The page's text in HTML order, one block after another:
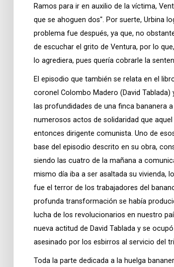
Ramos para ir en auxilio de la víctima,
que se ahoguen dos". Por suerte, Urbina
problema fue después, ya que, no
de escuchar el grito de Ventura, por lo
lo agrediera, pues quería cobrarle la
El episodio que también se relata en el
coronel Colombo Madero (David
las profundidades de una finca bananera
numerosos actos de solidaridad que
entonces dirigente comunista. Uno de
base del episodio descrito en su obra,
siendo las cuatro de la mañana a
mismo día iba a ser asaltada su vivienda,
fue el terror de los trabajadores del
profunda transformación se había
lucha de los revolucionarios en nuestro
nueva actitud de David Tablada y se
asesinado por los esbirros al servicio del
Toda la parte dedicada a la huelga